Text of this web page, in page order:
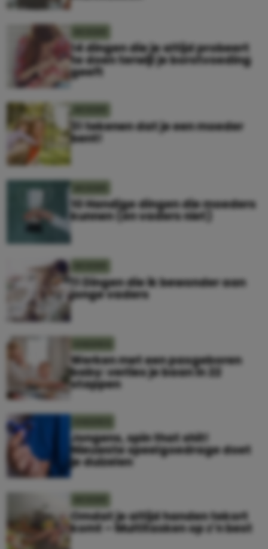
14 dingen die je altijd probeert
te doen terwijl je borstvoeding
geeft
31 tekenen dat je een moeder
bent!
10 Handige dingen die moeders
kunnen (en vaders niet)
11 Dingen die ik bewonder aan
jonge vaders
Werken met een pasgeboren
baby: verlies je baan in 22
stappen
Jongens, spin that shit!
Nieuwste speelgoedrage doet
je duizelen
Omdat je altijd handen tekort
komt – Multitasken op z’n best